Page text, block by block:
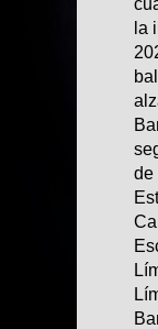
la
de